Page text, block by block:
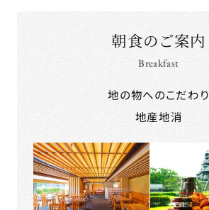
朝食のご案内
Breakfast
地の物へのこだわり
地産地消